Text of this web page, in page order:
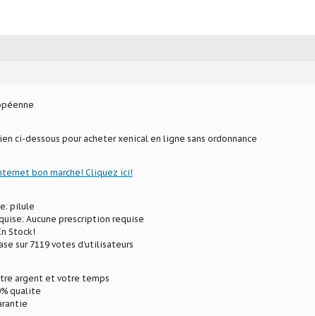
ci-dessous pour acheter xenical en ligne sans ordonnance
bon marche! Cliquez ici!
pilule
Aucune prescription requise
Stock!
sur 7119 votes d’utilisateurs
argent et votre temps
qualite